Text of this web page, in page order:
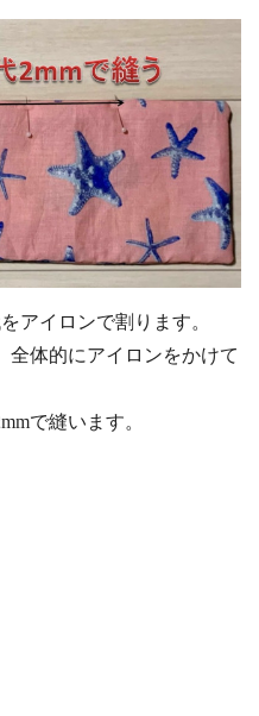
アイロンで割ります。
全体的にアイロンをかけて
で縫います。